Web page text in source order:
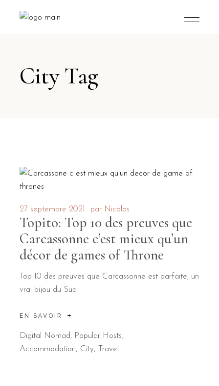
City Tag
27 septembre 2021 par Nicolas
Topito: Top 10 des preuves que
Carcassonne c’est mieux qu’un
décor de games of Throne
Top 10 des preuves que Carcassonne est parfaite, un
vrai bijou du Sud
EN SAVOIR
Digital Nomad, Popular Hosts
Accommodation
City Travel